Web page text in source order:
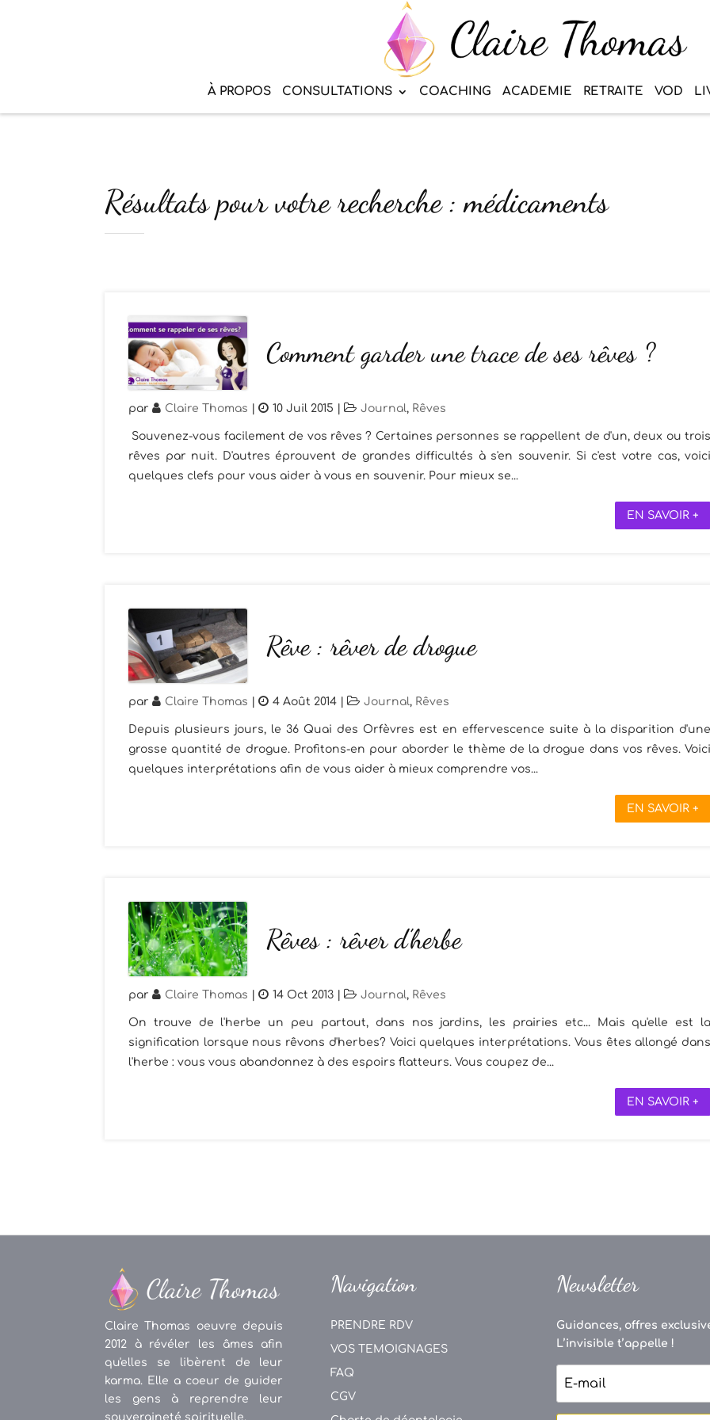
À PROPOS CONSULTATIONS COACHING ACADEMIE RETRAITE VOD
Résultats pour votre recherche : médicaments
Comment garder une trace de ses rêves ?
par Claire Thomas 10 Juil 2015 Journal, Rêves
Souvenez-vous facilement de vos rêves ? Certaines personnes se rappellent de d'un, deux ou trois
rêves par nuit. D'autres éprouvent de grandes difficultés à s'en souvenir. Si c'est votre cas, voici
quelques clefs pour vous aider à vous en souvenir. Pour mieux se...
EN SAVOIR +
Rêve : rêver de drogue
par Claire Thomas 4 Août 2014 Journal, Rêves
Depuis plusieurs jours, le 36 Quai des Orfèvres est en effervescence suite à la disparition d'une
grosse quantité de drogue. Profitons-en pour aborder le thème de la drogue dans vos rêves. Voici
quelques interprétations afin de vous aider à mieux comprendre vos...
EN SAVOIR +
Rêves : rêver d’herbe
par Claire Thomas 14 Oct 2013 Journal, Rêves
On trouve de l'herbe un peu partout, dans nos jardins, les prairies etc... Mais qu'elle est la
signification lorsque nous rêvons d'herbes? Voici quelques interprétations. Vous êtes allongé dans
l'herbe : vous vous abandonnez à des espoirs flatteurs. Vous coupez de...
EN SAVOIR +
Claire Thomas oeuvre depuis
2012 à révéler les âmes afin
qu'elles se libèrent de leur
karma. Elle a coeur de guider
les gens à reprendre leur
souveraineté spirituelle.
Navigation
PRENDRE RDV
VOS TEMOIGNAGES
FAQ
CGV
Newsletter
Guidances, offres
L’invisible t’appelle !